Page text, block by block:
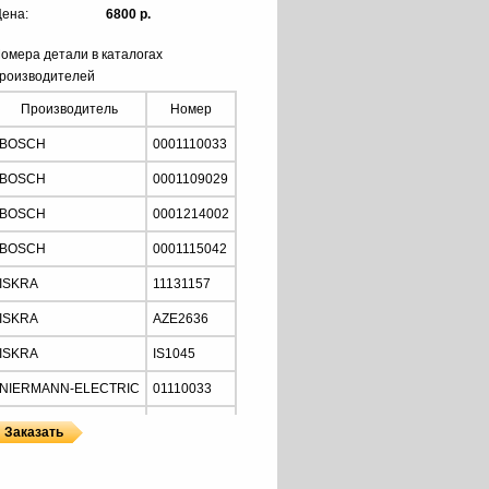
6800 р.
детали в каталогах
Производитель Номер
BOSCH 0001110033
BOSCH 0001109029
BOSCH 0001214002
BOSCH 0001115042
ISKRA 11131157
ISKRA AZE2636
ISKRA IS1045
NIERMANN-ELECTRIC 01110033